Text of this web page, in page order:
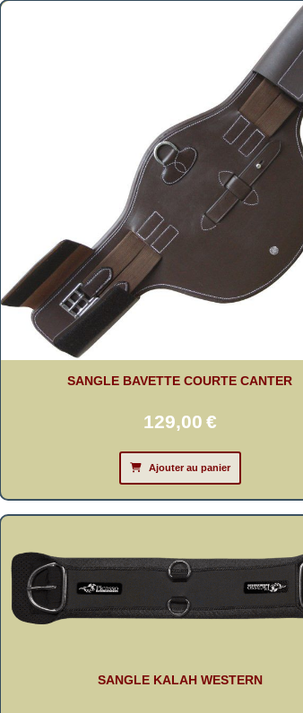
SANGLE BAVETTE COURTE CANTER
129,00 €
Ajouter au panier
SANGLE KALAH WESTERN